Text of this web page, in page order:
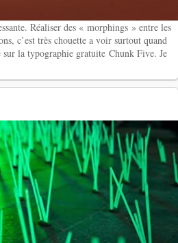
Réaliser des « morphings » entre les
c’est très chouette a voir surtout quand
sur la typographie gratuite Chunk Five. Je